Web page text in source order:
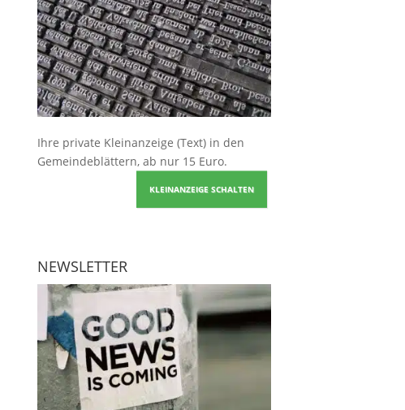
Ihre private Kleinanzeige (Text) in den
Gemeindeblättern, ab nur 15 Euro.
KLEINANZEIGE SCHALTEN
NEWSLETTER